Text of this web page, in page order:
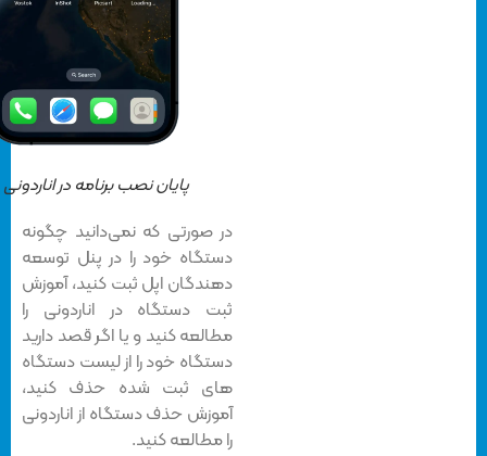
پایان نصب برنامه در اناردونی
در صورتی که نمی‌دانید چگونه
دستگاه خود را در پنل توسعه
دهندگان اپل ثبت کنید، آموزش
ثبت دستگاه در اناردونی را
مطالعه کنید و یا اگر قصد دارید
دستگاه خود را از لیست دستگاه
های ثبت شده حذف کنید،
آموزش حذف دستگاه از اناردونی
را مطالعه کنید.